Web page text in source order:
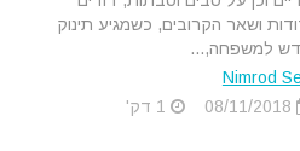
ושאר הקרובים, כשמגיע תינוק
למשפחה,...
Nimrod